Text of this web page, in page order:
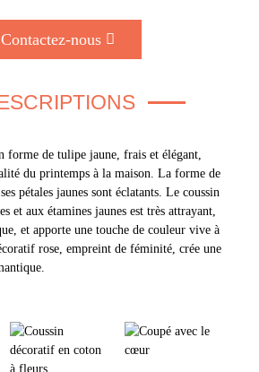
Contactez-nous
forme de tulipe jaune, frais et élégant,
du printemps à la maison. La forme de
pétales jaunes sont éclatants. Le coussin
et aux étamines jaunes est très attrayant,
et apporte une touche de couleur vive à
rose, empreint de féminité, crée une